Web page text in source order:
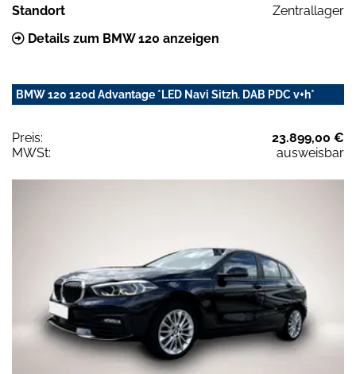
Standort
Zentrallager
Details zum BMW 120 anzeigen
BMW 120 120d Advantage *LED Navi Sitzh. DAB PDC v+h*
Preis:
23.899,00 €
MWSt:
ausweisbar